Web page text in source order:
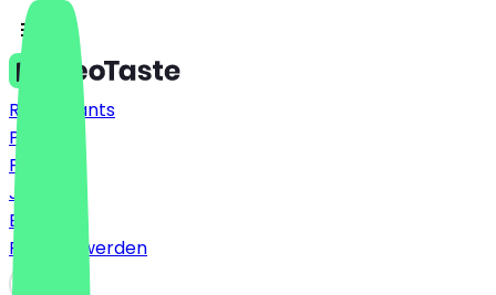
Restaurants
Preise
FAQ
Jobs
Blog
Partner werden